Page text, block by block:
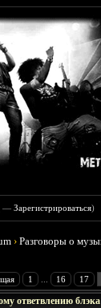
—Зарегистрироваться)
›Разговоры о
1 16 17
ответвлению